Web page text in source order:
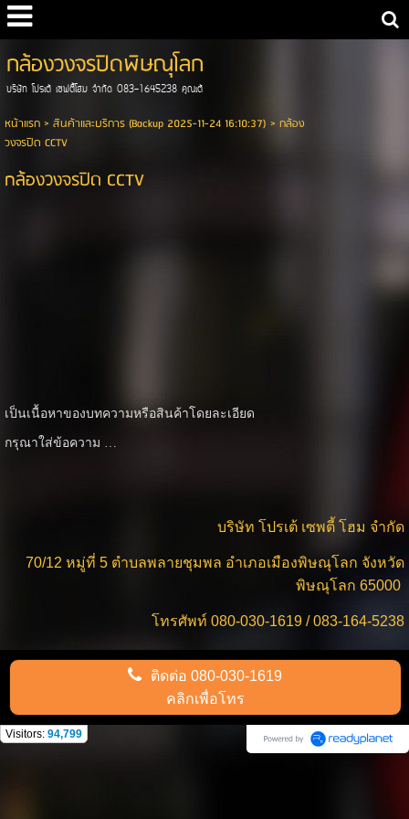
กล้องวงจรปิดพิษณุโลก
บริษัท โปรเต้ เซฟตี้โฮม จำกัด 083-1645238 คุณเต้
หน้าแรก> สินค้าและบริการ (Backup 2025-11-24 16:10:37) > กล้อง
วงจรปิด CCTV
กล้องวงจรปิด CCTV
เป็นเนื้อหาของบทความหรือสินค้าโดยละเอียด
กรุณาใส่ข้อความ …
บริษัท โปรเต้ เซพตี้ โฮม จำกัด
70/12 หมู่ที่ 5 ตำบลพลายชุมพล อำเภอเมืองพิษณุโลก จังหวัด
พิษณุโลก 65000
โทรศัพท์ 080-030-1619 / 083-164-5238
ติดต่อ080-030-1619
คลิกเพื่อโทร
Visitors: 94,799